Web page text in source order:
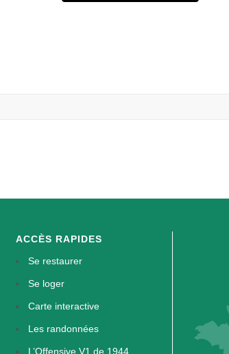
ACCÈS RAPIDES
Se restaurer
Se loger
Carte interactive
Les randonnées
L’Offensive V1 de 1944